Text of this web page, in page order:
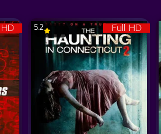
Full HD
5.2